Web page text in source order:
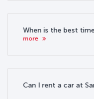
When is the best
more
Can I rent a car at